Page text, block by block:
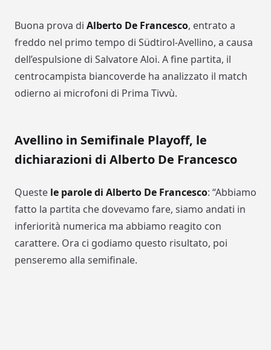
Buona prova di Alberto De Francesco, entrato a
freddo nel primo tempo di Südtirol-Avellino, a causa
dell’espulsione di Salvatore Aloi. A fine partita, il
centrocampista biancoverde ha analizzato il match
odierno ai microfoni di Prima Tivvù.
Avellino in Semifinale Playoff, le
dichiarazioni di Alberto De Francesco
Queste le parole di Alberto De Francesco: “Abbiamo
fatto la partita che dovevamo fare, siamo andati in
inferiorità numerica ma abbiamo reagito con
carattere. Ora ci godiamo questo risultato, poi
penseremo alla semifinale.